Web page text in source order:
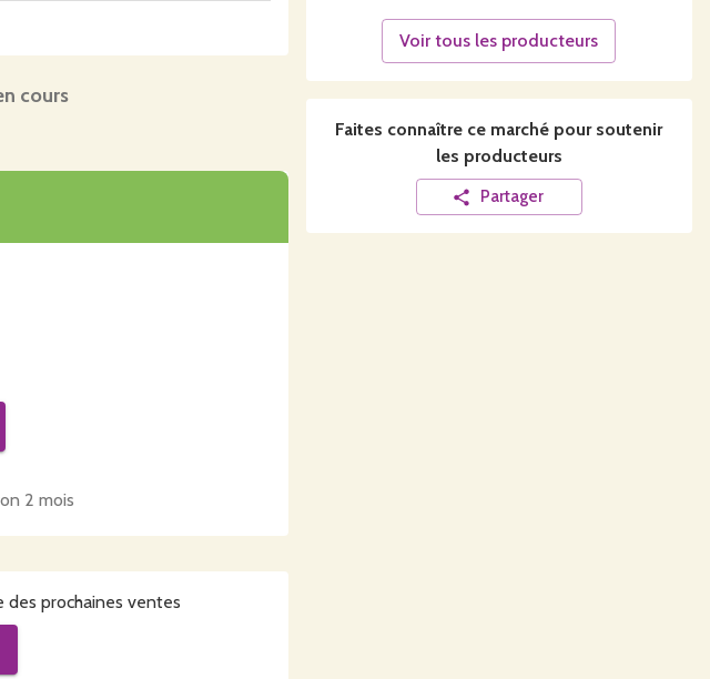
6099 3966 0888 6629 169, BIC:
cours
2 mois
des prochaines ventes
Voir tous les producteurs
Faites connaître ce marché pour soutenir
les producteurs
Partager